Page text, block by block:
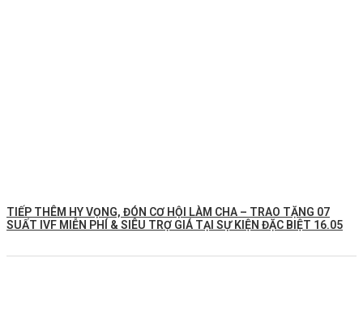
TIẾP THÊM HY VỌNG, ĐÓN CƠ HỘI LÀM CHA – TRAO TẶNG 07
SUẤT IVF MIỄN PHÍ & SIÊU TRỢ GIÁ TẠI SỰ KIỆN ĐẶC BIỆT 16.05